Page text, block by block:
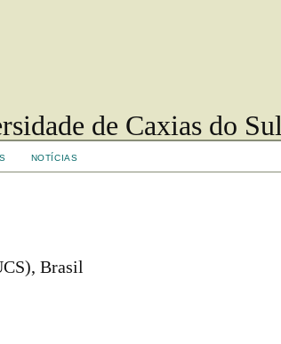
de Caxias do Sul
NOTÍCIAS
Brasil